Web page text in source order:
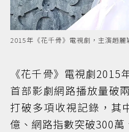
2015年《花千骨》電視劇，主演趙
《花千骨》電視劇2015
首部影劇網路播放量破
打破多項收視記錄，其
億、網路指數突破300萬